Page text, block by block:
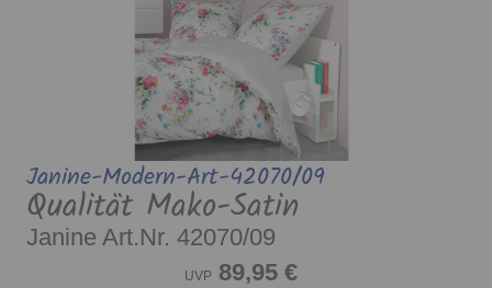
Janine-Modern-Art-42070/09
Qualität Mako-Satin
Janine Art.Nr. 42070/09
UVP 89,95 €